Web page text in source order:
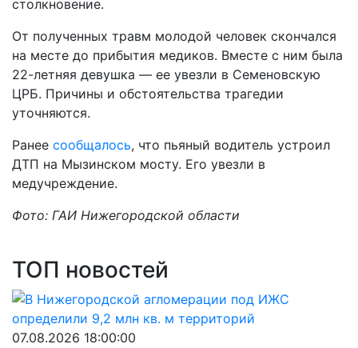
столкновение.
От полученных травм молодой человек скончался
на месте до прибытия медиков. Вместе с ним была
22-летняя девушка — ее увезли в Семеновскую
ЦРБ. Причины и обстоятельства трагедии
уточняются.
Ранее сообщалось, что пьяный водитель устроил
ДТП на Мызинском мосту. Его увезли в
медучреждение.
Фото: ГАИ Нижегородской области
ТОП новостей
07.08.2026 18:00:00